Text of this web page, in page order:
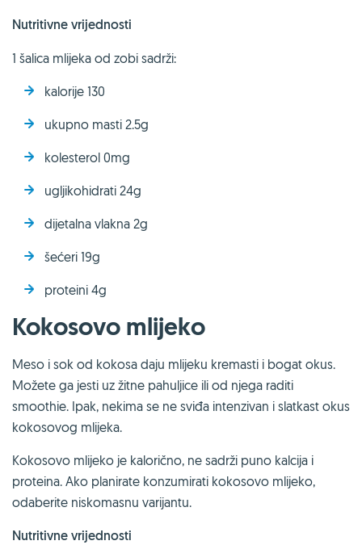
Nutritivne vrijednosti
1 šalica mlijeka od zobi sadrži:
kalorije 130
ukupno masti 2.5g
kolesterol 0mg
ugljikohidrati 24g
dijetalna vlakna 2g
šećeri 19g
proteini 4g
Kokosovo mlijeko
Meso i sok od kokosa daju mlijeku kremasti i bogat okus.
Možete ga jesti uz žitne pahuljice ili od njega raditi
smoothie. Ipak, nekima se ne sviđa intenzivan i slatkast okus
kokosovog mlijeka.
Kokosovo mlijeko je kalorično, ne sadrži puno kalcija i
proteina. Ako planirate konzumirati kokosovo mlijeko,
odaberite niskomasnu varijantu.
Nutritivne vrijednosti